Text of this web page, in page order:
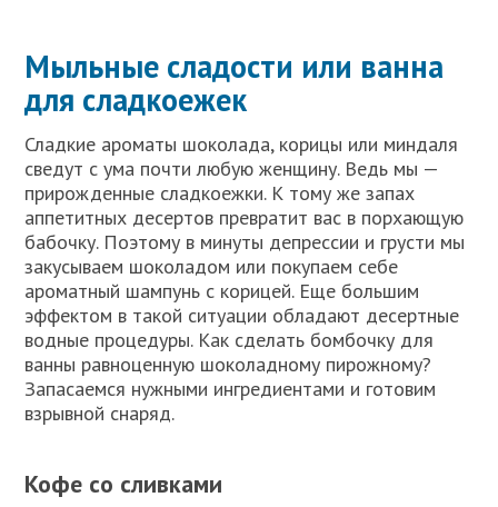
Мыльные сладости или ванна
для сладкоежек
Сладкие ароматы шоколада, корицы или миндаля
сведут с ума почти любую женщину. Ведь мы —
прирожденные сладкоежки. К тому же запах
аппетитных десертов превратит вас в порхающую
бабочку. Поэтому в минуты депрессии и грусти мы
закусываем шоколадом или покупаем себе
ароматный шампунь с корицей. Еще большим
эффектом в такой ситуации обладают десертные
водные процедуры. Как сделать бомбочку для
ванны равноценную шоколадному пирожному?
Запасаемся нужными ингредиентами и готовим
взрывной снаряд.
Кофе со сливками